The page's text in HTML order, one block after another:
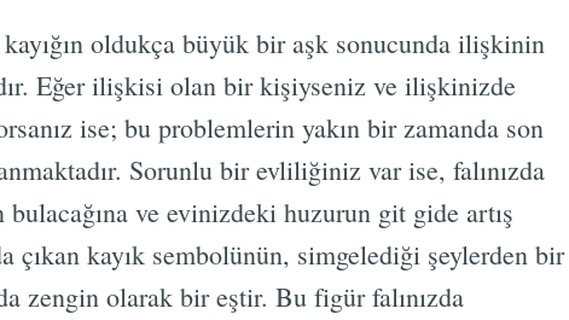
oldukça büyük bir aşk sonucunda ilişkinin
Eğer ilişkisi olan bir kişiyseniz ve ilişkinizde
ise; bu problemlerin yakın bir zamanda son
Sorunlu bir evliliğiniz var ise, falınızda
ve evinizdeki huzurun git gide artış
çıkan kayık sembolünün, simgelediği şeylerden bir
zengin olarak bir eştir. Bu figür falınızda